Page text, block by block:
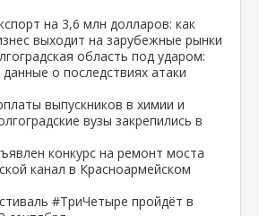
на 3,6 млн долларов: как
выходит на зарубежные рынки
область под ударом:
о последствиях атаки
выпускников в химии и
вузы закрепились в
конкурс на ремонт моста
канал в Красноармейском
#ТриЧетыре пройдёт в